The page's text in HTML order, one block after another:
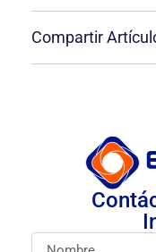
Compartir